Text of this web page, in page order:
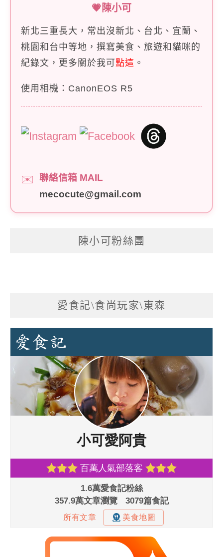
💗陳小可
新北三重長大，常出沒新北、台北、宜蘭、
桃園和台中等地，撰寫美食、旅遊和貓咪的
紀錄文，更多關於我可點這 。
使用相機：CanonEOS R5
✉️
聯絡信箱 MAIL
mecocute@gmail.com
陳小可粉絲團
愛食記\食尚玩家\東森